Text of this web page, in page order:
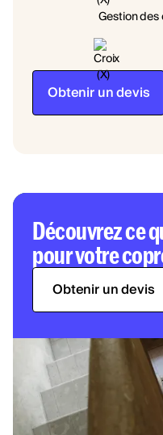
Gestion
Obtenir un devis
Découvrez ce
pour votre
Obtenir un devis